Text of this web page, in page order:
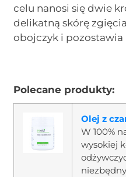
celu nanosi się dwie
delikatną skórę
obojczyk i pozostawia
Polecane produkty:
Olej z
W 100%
wysokiej